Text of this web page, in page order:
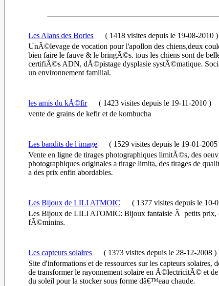
Les Alans des Bories ( 1418 visitesdepuis le 19-08-2010 )
UnÃ©levage de vocation pour l'apollon des chiens,deux
bien faire le fauve & le bringÃ©s. tous les chiens sont de
certifiÃ©s ADN, dÃ©pistage dysplasie systÃ©matique.
un environnement familial.
les amis du kÃ©fir( 1423 visitesdepuis le 19-11-2010 )
vente de grains de kefir et de kombucha
Les bandits de l image ( 1529 visitesdepuis le 19-01-2005
Vente en ligne de tirages photographiques limitÃ©s, des
photographiques originales a tirage limita, des tirages de
a des prix enfin abordables.
Les Bijoux de LILI ATMOIC ( 1377 visitesdepuis le 10-
Les Bijoux de LILI ATOMIC: Bijoux fantaisie Ã petits prix,
fÃ©minins.
Les capteurs solaires ( 1373 visitesdepuis le 28-12-2008 )
Site d'informations et de ressources sur les capteurs solaires,
de transformer le rayonnement solaire en Ã©lectricitÃ© et de
du soleil pour la stocker sous forme dâ€™eau chaude.